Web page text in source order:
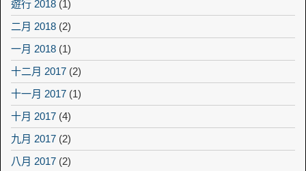
遊行 2018 (1)
二月 2018 (2)
一月 2018 (1)
十二月 2017 (2)
十一月 2017 (1)
十月 2017 (4)
九月 2017 (2)
八月 2017 (2)